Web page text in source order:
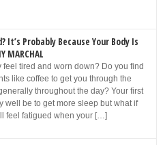
It’s Probably Because Your Body Is
MARCHAL
feel tired and worn down? Do you find
like coffee to get you through the
throughout the day? Your first
well be to get more sleep but what if
feel fatigued when your […]